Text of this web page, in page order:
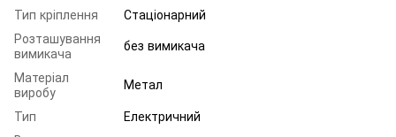
Тип кріплення
Стаціонарний
Розташування
вимикача
без вимикача
Матеріал
виробу
Метал
Тип
Електричний